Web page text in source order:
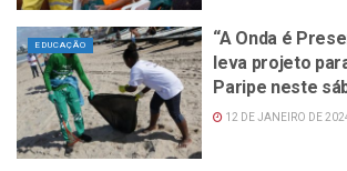
EDUCAÇÃO
“A Onda é
leva projeto
Paripe neste
12 DE JANEIRO DE